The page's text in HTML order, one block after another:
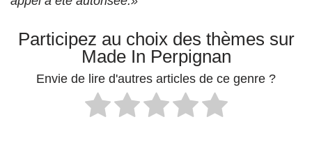
Participez au choix des thèmes sur
Made In Perpignan
Envie de lire d'autres articles de ce genre ?